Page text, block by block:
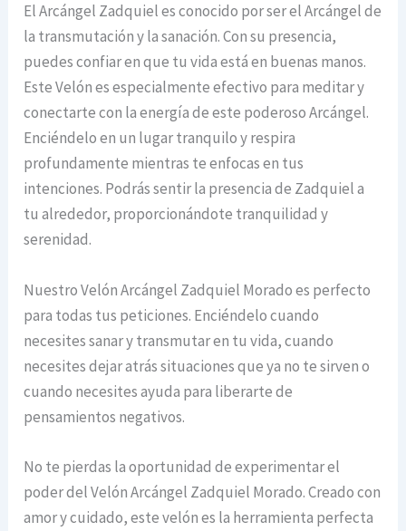
El Arcángel Zadquiel es conocido por ser el Arcángel de
la transmutación y la sanación. Con su presencia,
puedes confiar en que tu vida está en buenas manos.
Este Velón es especialmente efectivo para meditar y
conectarte con la energía de este poderoso Arcángel.
Enciéndelo en un lugar tranquilo y respira
profundamente mientras te enfocas en tus
intenciones. Podrás sentir la presencia de Zadquiel a
tu alrededor, proporcionándote tranquilidad y
serenidad.
Nuestro Velón Arcángel Zadquiel Morado es perfecto
para todas tus peticiones. Enciéndelo cuando
necesites sanar y transmutar en tu vida, cuando
necesites dejar atrás situaciones que ya no te sirven o
cuando necesites ayuda para liberarte de
pensamientos negativos.
No te pierdas la oportunidad de experimentar el
poder del Velón Arcángel Zadquiel Morado. Creado con
amor y cuidado, este velón es la herramienta perfecta